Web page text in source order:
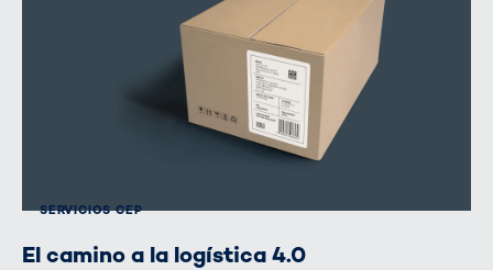
SERVICIOS CEP
El camino a la logística 4.0